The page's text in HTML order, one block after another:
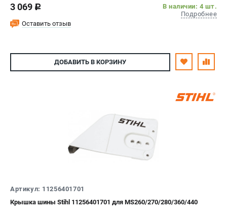
3 069 c
В наличии: 4 шт.
Подробнее
Оставить отзыв
ДОБАВИТЬ В КОРЗИНУ
Артикул: 11256401701
Крышка шины Stihl 11256401701 для MS260/270/280/360/440